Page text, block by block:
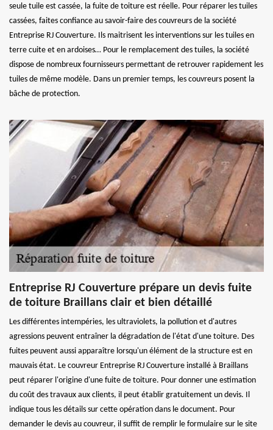
seule tuile est cassée, la fuite de toiture est réelle. Pour réparer les tuiles
cassées, faites confiance au savoir-faire des couvreurs de la société
Entreprise RJ Couverture. Ils maitrisent les interventions sur les tuiles en
terre cuite et en ardoises… Pour le remplacement des tuiles, la société
dispose de nombreux fournisseurs permettant de retrouver rapidement les
tuiles de même modèle. Dans un premier temps, les couvreurs posent la
bâche de protection.
Entreprise RJ Couverture prépare un devis fuite
de toiture Braillans clair et bien détaillé
Les différentes intempéries, les ultraviolets, la pollution et d'autres
agressions peuvent entraîner la dégradation de l'état d'une toiture. Des
fuites peuvent aussi apparaître lorsqu'un élément de la structure est en
mauvais état. Le couvreur Entreprise RJ Couverture installé à Braillans
peut réparer l'origine d'une fuite de toiture. Pour donner une estimation
du coût des travaux aux clients, il peut établir gratuitement un devis. Il
indique tous les détails sur cette opération dans le document. Pour
demander le devis au couvreur, il suffit de remplir le formulaire sur le site